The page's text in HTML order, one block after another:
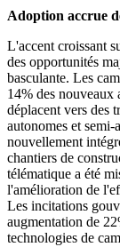
Adoption accrue
L'accent croissant
des opportunités
basculante. Les
14% des nouveaux
déplacent vers des
autonomes et semi-
nouvellement
chantiers de
télématique a été
l'amélioration de
Les incitations
augmentation de
technologies de